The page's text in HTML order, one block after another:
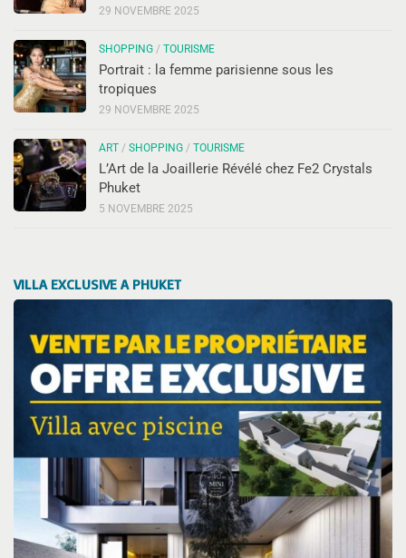
29 NOVEMBRE 2025
SHOPPING / TOURISME
Portrait : la femme parisienne sous les
tropiques
29 NOVEMBRE 2025
ART / SHOPPING / TOURISME
L’Art de la Joaillerie Révélé chez Fe2 Crystals
Phuket
5 NOVEMBRE 2025
VILLA EXCLUSIVE A PHUKET